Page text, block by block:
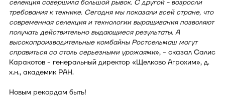
селекция совершила большой рывок. С другой - возросли
требования к технике. Сегодня мы показали всей стране, что
современная селекция и технологии выращивания позволяют
получать действительно выдающиеся результаты. А
высокопроизводительные комбайны Ростсельмаш могут
справиться со столь серьезными урожаями», - сказал Салис
Каракотов - генеральный директор «Щелково Агрохим», д.
х.н., академик РАН.
Новым рекордам быть!